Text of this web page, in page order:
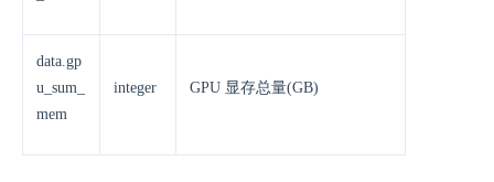
data.gp
u_sum_
mem
integer GPU 显存总量(GB)